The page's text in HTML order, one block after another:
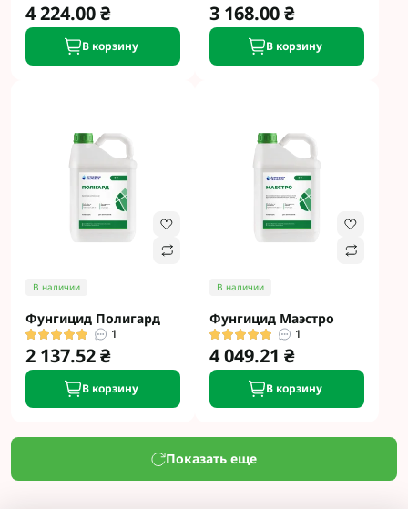
4 224.00 ₴
В корзину
3 168.00 ₴
В корзину
В наличии
Фунгицид Полигард
1
2 137.52 ₴
В корзину
В наличии
Фунгицид Маэстро
1
4 049.21 ₴
В корзину
Показать еще